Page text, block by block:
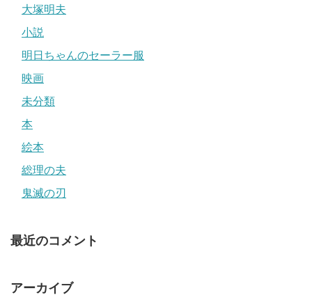
大塚明夫
小説
明日ちゃんのセーラー服
映画
未分類
本
絵本
総理の夫
鬼滅の刃
最近のコメント
アーカイブ